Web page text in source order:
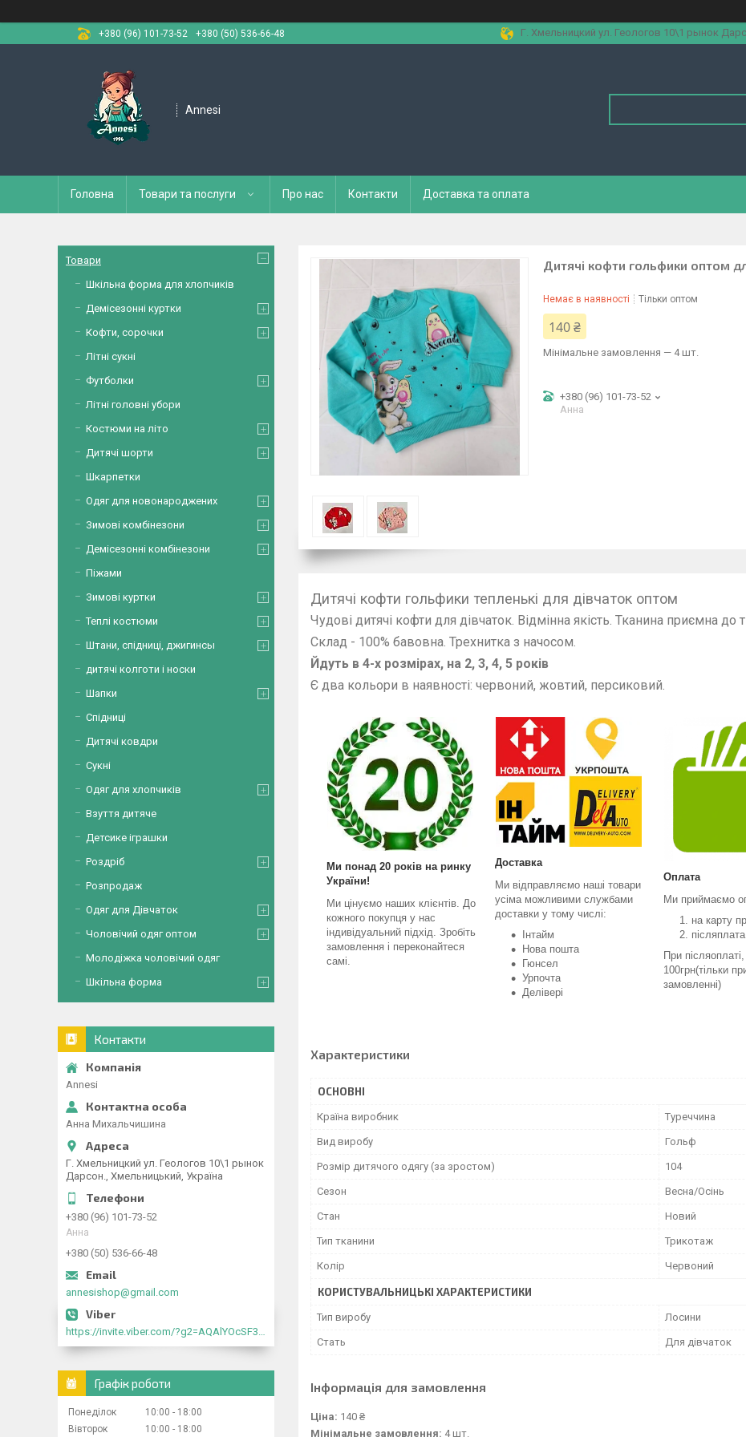
+380 (96) 101-73-52
+380 (50) 536-66-48 Г. Хмельницкий ул. Геологов 10\1 рынок
Annesi
Головна Товари та послуги Про нас Контакти Доставка та оплата
Дитячі кофти гольфики оптом
Немає в наявності Тільки оптом
140 ₴
Мінімальне замовлення — 4 шт.
+380 (96) 101-73-52
Анна
Дитячі кофти гольфики тепленькі для дівчаток оптом
Чудові дитячі кофти для дівчаток. Відмінна якість. Тканина приємна до
Склад - 100% бавовна. Трехнитка з начосом.
Йдуть в 4-х розмірах, на 2, 3, 4, 5 років
Є два кольори в наявності: червоний, жовтий, персиковий.
Ми понад 20 років на ринку
України!
Ми цінуємо наших клієнтів. До
кожного покупця у нас
індивідуальний підхід. Зробіть
замовлення і переконайтеся
самі.
Доставка
Ми відправляємо наші товари
усіма можливими службами
доставки у тому числі:
Інтайм
Нова пошта
Гюнсел
Урпочта
Делівері
Оплата
Ми приймаємо
на карту
післяплата
При
100грн(тільки
замовленні)
Характеристики
ОСНОВНІ
Країна виробник Туреччина
Вид виробу Гольф
Розмір дитячого одягу (за зростом) 104
Сезон Весна/Осінь
Стан Новий
Тип тканини Трикотаж
Колір Червоний
КОРИСТУВАЛЬНИЦЬКІ ХАРАКТЕРИСТИКИ
Тип виробу Лосини
Стать Для дівчаток
Інформація для замовлення
Ціна: 140 ₴
Мінімальне замовлення: 4 шт.
Товари
Шкільна форма для хлопчиків
Демісезонні куртки
Кофти, сорочки
Літні сукні
Футболки
Літні головні убори
Костюми на літо
Дитячі шорти
Шкарпетки
Одяг для новонароджених
Зимові комбінезони
Демісезонні комбінезони
Піжами
Зимові куртки
Теплі костюми
Штани, спідниці, джигинсы
дитячі колготи і носки
Шапки
Спідниці
Дитячі ковдри
Сукні
Одяг для хлопчиків
Взуття дитяче
Детсике іграшки
Роздріб
Розпродаж
Одяг для Дівчаток
Чоловічий одяг оптом
Молодіжка чоловічий одяг
Шкільна форма
Контакти
Annesi
Анна Михальчишина
Г. Хмельницкий ул. Геологов 10\1 рынок
Дарсон., Хмельницький, Україна
+380 (96) 101-73-52
Анна
+380 (50) 536-66-48
annesishop@gmail.com
https://invite.viber.com/?g2=AQAlYOcSF30rb0kdJdojYDWtk4sNE5eWPg2Om5jJmRlpJwnTwfwnCzMMxer2vioZ"
Графік роботи
Понеділок 10:00
18:00
Вівторок
10:00 18:00